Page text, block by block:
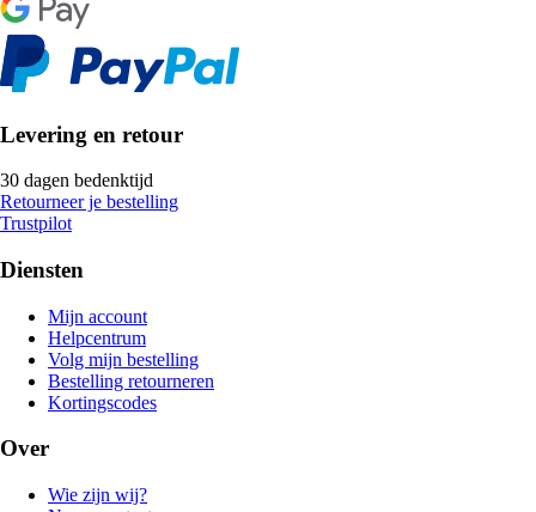
Levering en retour
30 dagen bedenktijd
Retourneer je bestelling
Trustpilot
Diensten
Mijn account
Helpcentrum
Volg mijn bestelling
Bestelling retourneren
Kortingscodes
Over
Wie zijn wij?